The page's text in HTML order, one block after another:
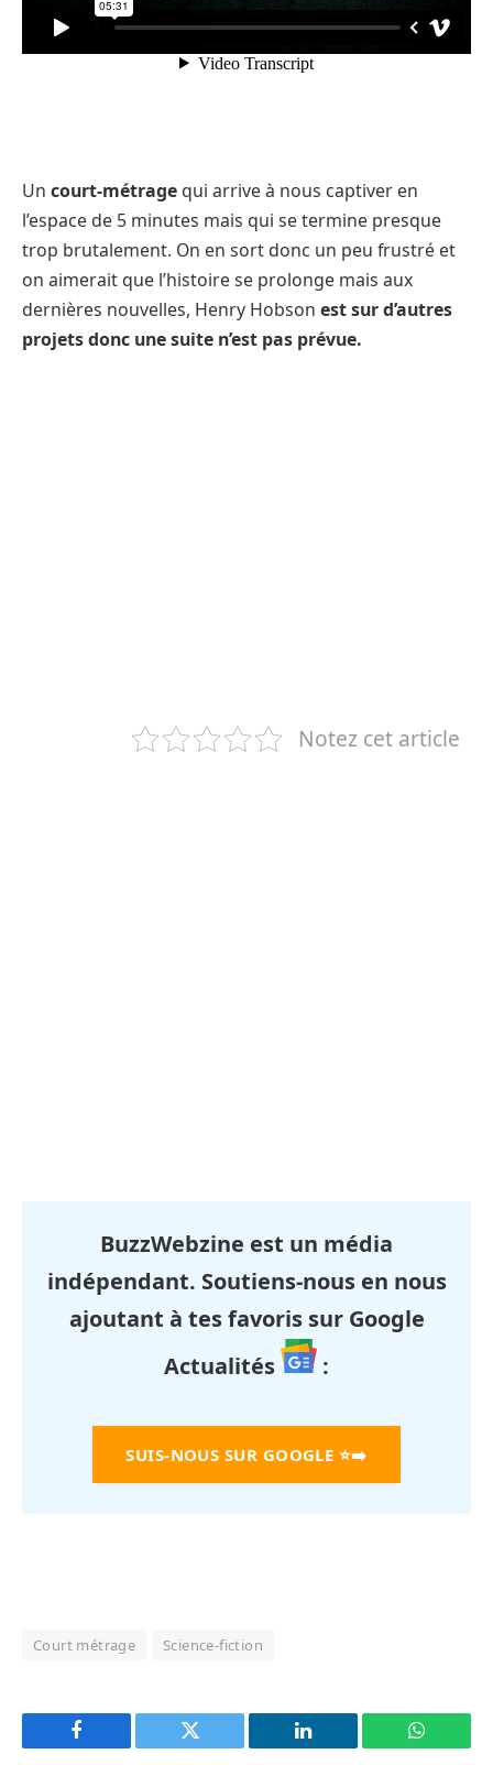
Un court-métrage qui arrive à nous captiver en
l’espace de 5 minutes mais qui se termine presque
trop brutalement. On en sort donc un peu frustré et
on aimerait que l’histoire se prolonge mais aux
dernières nouvelles, Henry Hobson est sur d’autres
projets donc une suite n’est pas prévue.
Notez cet article
BuzzWebzine est un média
indépendant. Soutiens-nous en nous
ajoutant à tes favoris sur Google
Actualités
:
SUIS-NOUS SUR GOOGLE ⭐➡️
Court métrage Science-fiction
Facebook Twitter LinkedIn